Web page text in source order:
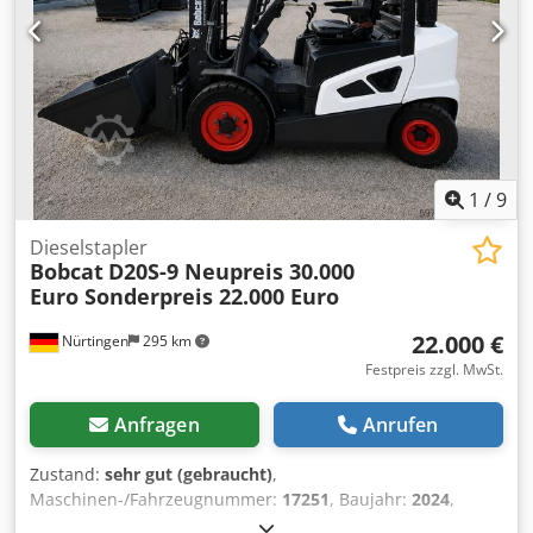
Bereifung vorne Typ: Superelastik Bereifung vorne
Zustand: Neu Bereifung hinten Typ: Superelastik Bereifung
hinten Zustand: Neu Seitenschieber, Zinkenverstellgerät,
3. Ventil, 4. Ventil, Arbeitsscheinwerfer hinten,
Arbeitsscheinwerfer vorn, Heizung, Vollkabine, Vollfreihub,
CE Zertifikat, Innenspiegel, Außenspiegel, Rundumleuchte,
Sitz, Front und Heckkamera
1 /9
Nürtingen 295 km
Dieselstapler
Bobcat D20S-9 Neupreis 30.000
Euro Sonderpreis 22.000 Euro
22.000 €
Festpreis zzgl. MwSt.
Anfragen Anrufen
Zustand: sehr gut (gebraucht),
Maschinen-/Fahrzeugnummer: 17251, Baujahr: 2024,
, Tragkraft: